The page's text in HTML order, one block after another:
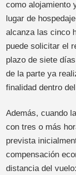
como alojamiento
lugar de
alcanza las cinco
puede solicitar el
plazo de siete
de la parte ya
finalidad dentro
Además, cuando
con tres o más
prevista
compensación
distancia del